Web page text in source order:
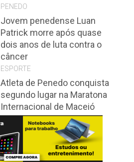
PENEDO
Jovem penedense Luan
Patrick morre após quase
dois anos de luta contra o
câncer
ESPORTE
Atleta de Penedo conquista
segundo lugar na Maratona
Internacional de Maceió